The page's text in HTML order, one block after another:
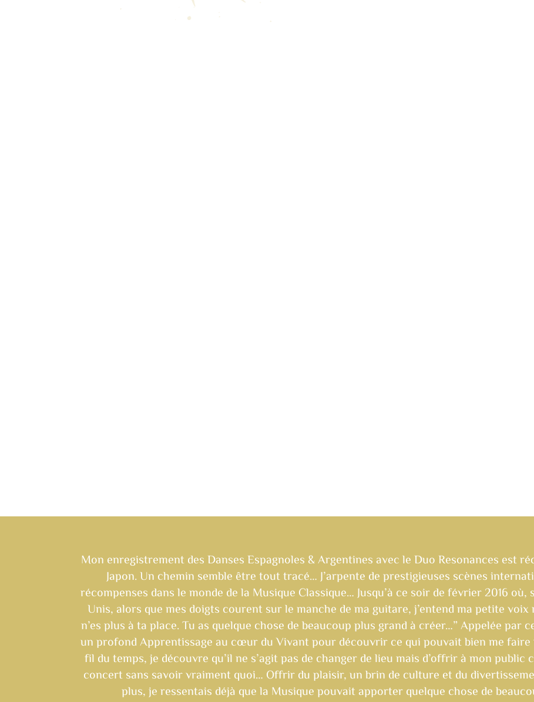
Mon enregistrement des Danses Espagnoles & Argentines avec le Duo Resonances est
Japon. Un chemin semble être tout tracé… J’arpente de prestigieuses scènes
récompenses dans le monde de la Musique Classique… Jusqu’à ce soir de février 2016
Unis, alors que mes doigts courent sur le manche de ma guitare, j’entend ma petite
n’es plus à ta place. Tu as quelque chose de beaucoup plus grand à créer…” Appelée par
un profond Apprentissage au cœur du Vivant pour découvrir ce qui pouvait bien me faire
fil du temps, je découvre qu’il ne s’agit pas de changer de lieu mais d’offrir à mon public
concert sans savoir vraiment quoi… Offrir du plaisir, un brin de culture et du
plus, je ressentais déjà que la Musique pouvait apporter quelque chose de